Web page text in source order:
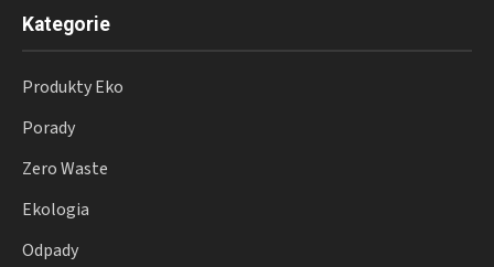
Kategorie
Produkty Eko
Porady
Zero Waste
Ekologia
Odpady